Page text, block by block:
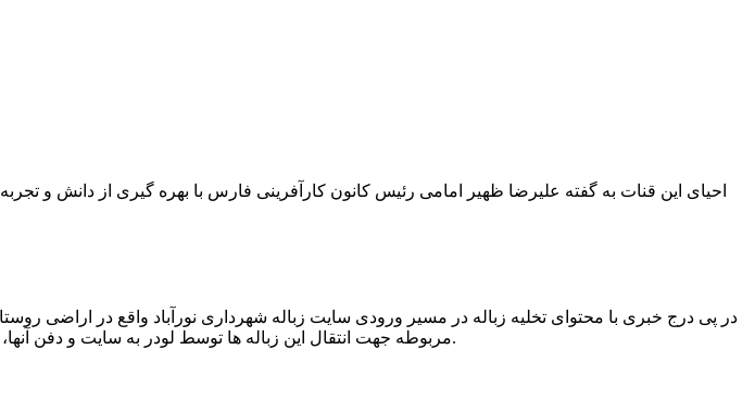
در پی درج خبری با محتوای تخلیه زباله در مسیر ورودی سایت زباله شهرداری نورآباد واقع در اراضی
مربوطه جهت انتقال این زباله ها توسط لودر به سایت و دفن آنها، سید مهدی حسینی دهیار چمگل با ارسال تصاویری خبر از جمع آوری این زباله ها توسط شهرداری داد.